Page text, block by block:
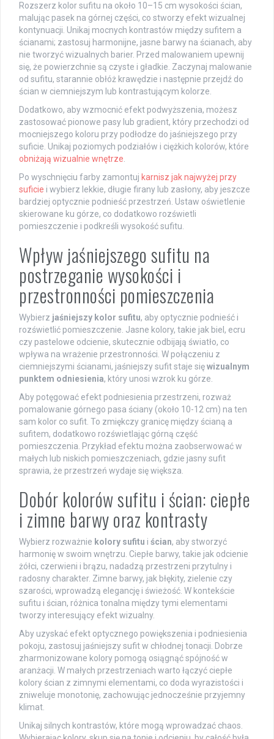
Rozszerz kolor sufitu na około 10–15 cm wysokości ścian,
malując pasek na górnej części, co stworzy efekt wizualnej
kontynuacji. Unikaj mocnych kontrastów między sufitem a
ścianami; zastosuj harmonijne, jasne barwy na ścianach, aby
nie tworzyć wizualnych barier. Przed malowaniem upewnij
się, że powierzchnie są czyste i gładkie. Zaczynaj malowanie
od sufitu, starannie obłóż krawędzie i następnie przejdź do
ścian w ciemniejszym lub kontrastującym kolorze.
Dodatkowo, aby wzmocnić efekt podwyższenia, możesz
zastosować pionowe pasy lub gradient, który przechodzi od
mocniejszego koloru przy podłodze do jaśniejszego przy
suficie. Unikaj poziomych podziałów i ciężkich kolorów, które
obniżają wizualnie wnętrze
Po wyschnięciu farby zamontuj karnisz jak najwyżej przy
suficie i wybierz lekkie, długie firany lub zasłony, aby jeszcze
bardziej optycznie podnieść przestrzeń. Ustaw oświetlenie
skierowane ku górze, co dodatkowo rozświetli
pomieszczenie i podkreśli wysokość sufitu.
Wpływ jaśniejszego sufitu na
postrzeganie wysokości i
przestronności pomieszczenia
Wybierz jaśniejszy kolor sufitu, aby optycznie podnieść i
rozświetlić pomieszczenie. Jasne kolory, takie jak biel, ecru
czy pastelowe odcienie, skutecznie odbijają światło, co
wpływa na wrażenie przestronności. W połączeniu z
ciemniejszymi ścianami, jaśniejszy sufit staje sięwizualnym
punktem odniesienia, który unosi wzrok ku górze.
Aby potęgować efekt podniesienia przestrzeni, rozważ
pomalowanie górnego pasa ściany (około 10-12 cm) na ten
sam kolor co sufit. To zmiękczy granicę między ścianą a
sufitem, dodatkowo rozświetlając górną część
pomieszczenia. Przykład efektu można zaobserwować w
małych lub niskich pomieszczeniach, gdzie jasny sufit
sprawia, że przestrzeń wydaje się większa.
Dobór kolorów sufitu i ścian: ciepłe
i zimne barwy oraz kontrasty
Wybierz rozważnie kolory sufitu i ścian, aby stworzyć
harmonię w swoim wnętrzu. Ciepłe barwy, takie jak odcienie
żółci, czerwieni i brązu, nadadzą przestrzeni przytulny i
radosny charakter. Zimne barwy, jak błękity, zielenie czy
szarości, wprowadzą elegancję i świeżość. W kontekście
sufitu i ścian, różnica tonalna między tymi elementami
tworzy interesujący efekt wizualny.
Aby uzyskać efekt optycznego powiększenia i podniesienia
pokoju, zastosuj jaśniejszy sufit w chłodnej tonacji. Dobrze
zharmonizowane kolory pomogą osiągnąć spójność w
aranżacji. W małych przestrzeniach warto łączyć ciepłe
kolory ścian z zimnymi elementami, co doda wyrazistości i
zniweluje monotonię, zachowując jednocześnie przyjemny
klimat.
Unikaj silnych kontrastów, które mogą wprowadzać chaos.